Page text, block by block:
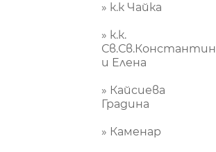
» к.к Чайка
» к.к.
Св.Св.Константин
и Елена
» Кайсиева
Градина
» Каменар